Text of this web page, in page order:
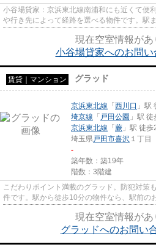
小谷場貸家：京浜東北線南浦和にも近くて便
や行き先によって経路を選べる物件です。駅
現在空室情報があ
小谷場貸家へのお問
賃貸｜マンション グラッド
京浜東北線 「 西川口 」駅
埼京線 「 戸田公園 」駅
京浜東北線 「 蕨 」駅 徒
埼玉県戸田市喜沢 １丁目
-
築年数：築19年
階数：3階建
こだわりポイント満載のグラッド。防犯対策
件です。駅から徒歩10分の物件なら、駅前の
現在空室情報があ
グラッドへのお問い